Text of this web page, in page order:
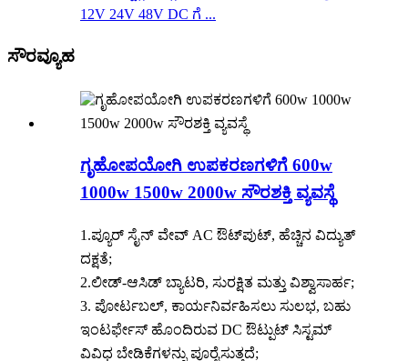
12V 24V 48V DC ಗೆ ...
ಸೌರವ್ಯೂಹ
ಗೃಹೋಪಯೋಗಿ ಉಪಕರಣಗಳಿಗೆ 600w
1000w 1500w 2000w ಸೌರಶಕ್ತಿ ವ್ಯವಸ್ಥೆ
1.ಪ್ಯೂರ್ ಸೈನ್ ವೇವ್ AC ಔಟ್‌ಪುಟ್, ಹೆಚ್ಚಿನ ವಿದ್ಯುತ್
ದಕ್ಷತೆ;
2.ಲೀಡ್-ಆಸಿಡ್ ಬ್ಯಾಟರಿ, ಸುರಕ್ಷಿತ ಮತ್ತು ವಿಶ್ವಾಸಾರ್ಹ;
3. ಪೋರ್ಟಬಲ್, ಕಾರ್ಯನಿರ್ವಹಿಸಲು ಸುಲಭ, ಬಹು
ಇಂಟರ್ಫೇಸ್ ಹೊಂದಿರುವ DC ಔಟ್ಪುಟ್ ಸಿಸ್ಟಮ್
ವಿವಿಧ ಬೇಡಿಕೆಗಳನ್ನು ಪೂರೈಸುತ್ತದೆ;